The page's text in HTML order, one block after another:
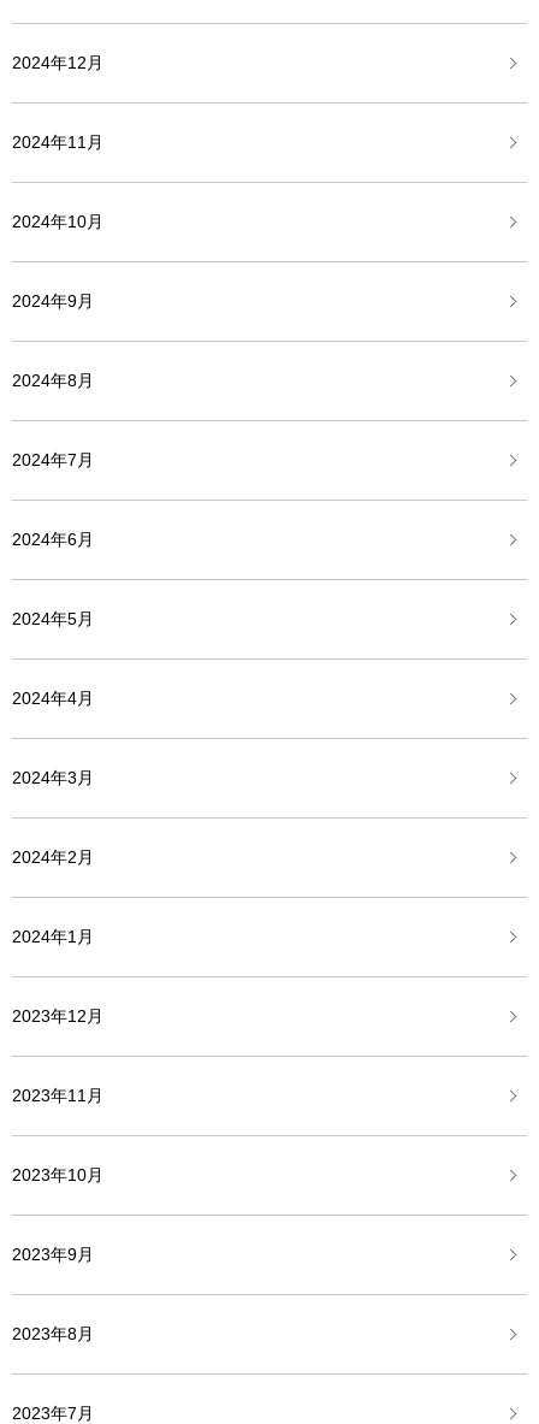
2024年12月
2024年11月
2024年10月
2024年9月
2024年8月
2024年7月
2024年6月
2024年5月
2024年4月
2024年3月
2024年2月
2024年1月
2023年12月
2023年11月
2023年10月
2023年9月
2023年8月
2023年7月